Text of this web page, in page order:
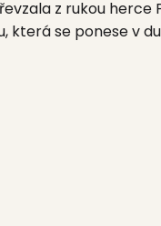
z rukou herce
se ponese v